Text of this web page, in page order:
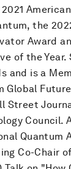
the
Award
of the Year.
and is a
Global
Street
Council.
Quantum
Co-Chair